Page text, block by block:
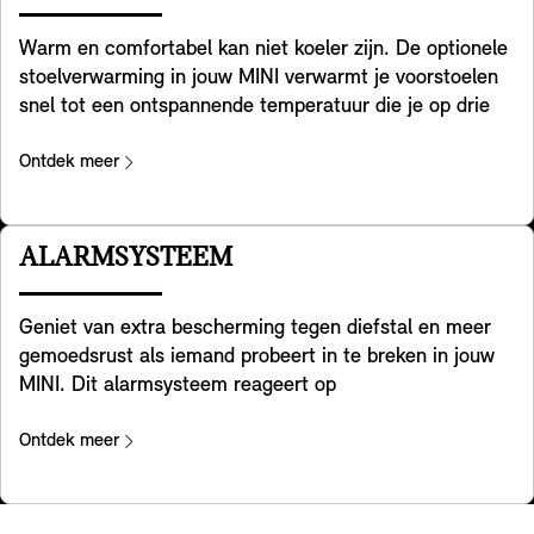
Warm en comfortabel kan niet koeler zijn. De optionele
stoelverwarming in jouw MINI verwarmt je voorstoelen
snel tot een ontspannende temperatuur die je op drie
ontspannen als het buiten koud is. Het verwarmt je
rugleuning en zorgt voor all-round comfort. Bovendien
kun je de warmte verdelen zoals je dat wilt, eenvoudig
Ontdek meer
ALARMSYSTEEM
Geniet van extra bescherming tegen diefstal en meer
gemoedsrust als iemand probeert in te breken in jouw
MINI. Dit alarmsysteem reageert op
waarschuwingsgeluid te laten horen en de knipperende
binnenspiegel geeft aan dat het systeem geactiveerd is.
Ontdek meer